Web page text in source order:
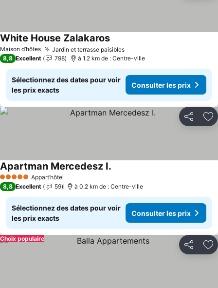
Maison d’hôtes Jardin et terrasse paisiblesConsulter les prix
White House ZalakarosConsulter les prix
8,8 Excellent 798 à 1.2 km de : Centre-ville
Sélectionnez des dates pour voir
les prix exacts
Consulter les prix
Partager
5 Étoiles Appart’hôtel
Apartman Mercedesz I.
8,8 Excellent 59 à 0.2 km de : Centre-ville
Sélectionnez des dates pour voir
les prix exacts
Consulter les prix
Partager
Choix populaire